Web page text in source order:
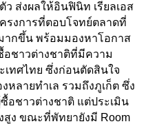
ส่งผลให้อินฟินิท เรียลเอส
รงการที่ตอบโจทย์ตลาดที่
ากขึ้น พร้อมมองหาโอกาส
อชาวต่างชาติที่มีความ
ทศไทย ซึ่งก่อนตัดสินใจ
ลายทำเล รวมถึงภูเก็ต ซึ่ง
อชาวต่างชาติ แต่ประเมิน
ง ขณะที่พัทยายังมี Room